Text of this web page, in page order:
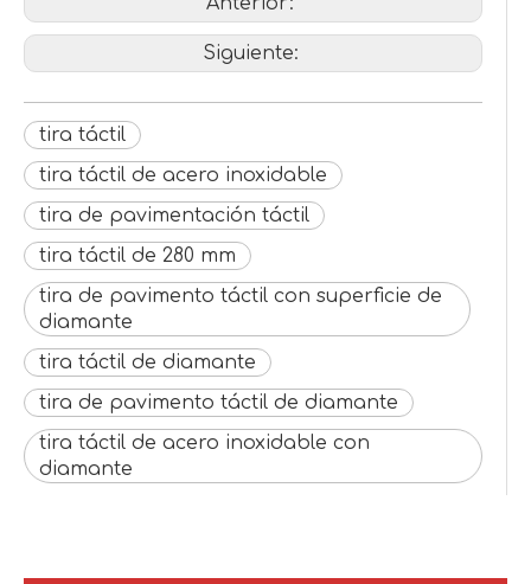
Siguiente:
tira táctil
tira táctil de acero inoxidable
tira de pavimentación táctil
tira táctil de 280 mm
tira de pavimento táctil con superficie de
diamante
tira táctil de diamante
tira de pavimento táctil de diamante
tira táctil de acero inoxidable con
diamante